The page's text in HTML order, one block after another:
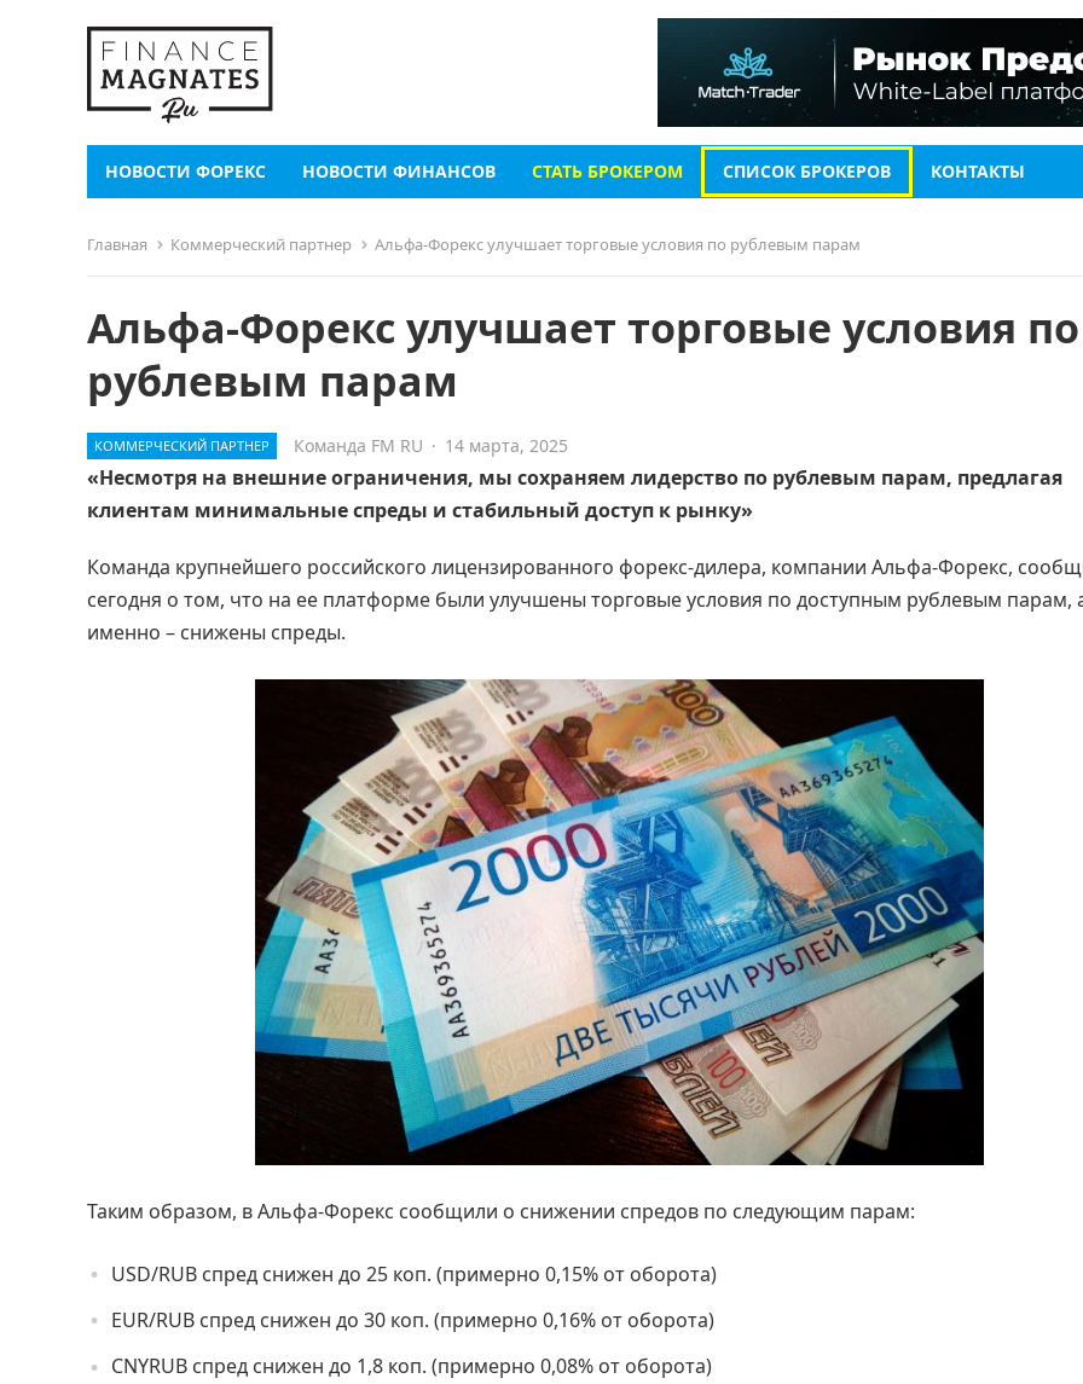
НОВОСТИ ФОРЕКС НОВОСТИ ФИНАНСОВ СТАТЬ БРОКЕРОМ СПИСОК БРОКЕРОВ КОНТАКТЫ
Главная Коммерческий партнер Альфа-Форекс улучшает торговые условия по рублевым парам
Альфа-Форекс улучшает торговые условия по
рублевым парам
КОММЕРЧЕСКИЙ ПАРТНЕР Команда FM RU · 14 марта, 2025
«Несмотря на внешние ограничения, мы сохраняем лидерство по рублевым парам, предлагая
клиентам минимальные спреды и стабильный доступ к рынку»
Команда крупнейшего российского лицензированного форекс-дилера, компании Альфа-Форекс,
сегодня о том, что на ее платформе были улучшены торговые условия по доступным рублевым парам,
именно – снижены спреды.
Таким образом, в Альфа-Форекс сообщили о снижении спредов по следующим парам:
USD/RUB спред снижен до 25 коп. (примерно 0,15% от оборота)
EUR/RUB спред снижен до 30 коп. (примерно 0,16% от оборота)
CNYRUB спред снижен до 1,8 коп. (примерно 0,08% от оборота)